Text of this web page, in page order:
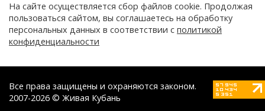
На сайте осуществляется сбор файлов cookie. Продолжая
пользоваться сайтом, вы соглашаетесь на обработку
персональных данных в соответствии с политикой
конфиденциальности
Все права защищены и охраняются законом.
2007-2026 © Живая Кубань